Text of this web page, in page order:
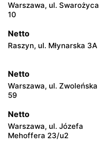
Warszawa, ul. Swarożyca
10
Netto
Raszyn, ul. Młynarska 3A
Netto
Warszawa, ul. Zwoleńska
59
Netto
Warszawa, ul. Józefa
Mehoffera 23/u2